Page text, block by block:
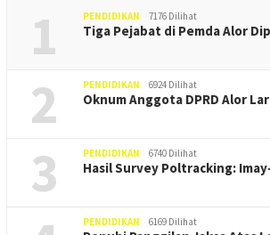
1 PENDIDIKAN 7176 Dilihat
Tiga Pejabat di Pemda Alor
2 PENDIDIKAN 6924 Dilihat
Oknum Anggota DPRD Alor
3 PENDIDIKAN 6740 Dilihat
Hasil Survey Poltracking:
PENDIDIKAN 6169 Dilihat